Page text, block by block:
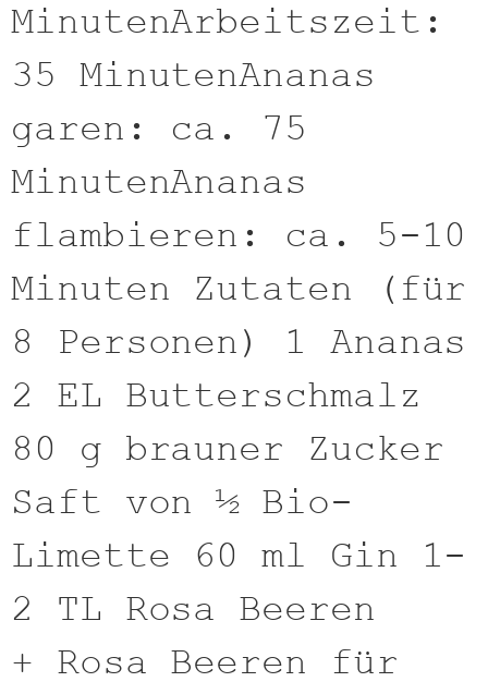
MinutenArbeitszeit:
35 MinutenAnanas
garen: ca. 75
MinutenAnanas
flambieren: ca. 5-10
Minuten Zutaten (für
8 Personen) 1 Ananas
2 EL Butterschmalz
80 g brauner Zucker
Saft von ½ Bio-
Limette 60 ml Gin 1-
2 TL Rosa Beeren
+ Rosa Beeren für